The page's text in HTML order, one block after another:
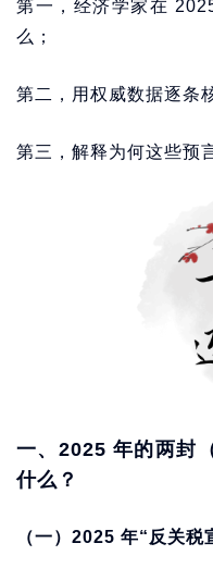
第一，经济学家在
么；
第二，用权威数据逐条
第三，解释为何这些预
一、2025 年的两封
什么？
（一）2025 年“反关税